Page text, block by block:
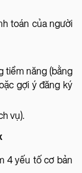
toán của người
tiềm năng (bằng
gợi ý đăng ký
vụ).
4 yếu tố cơ bản